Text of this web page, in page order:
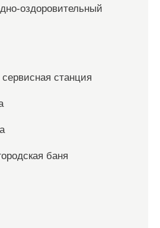
оздоровительный
станция
баня